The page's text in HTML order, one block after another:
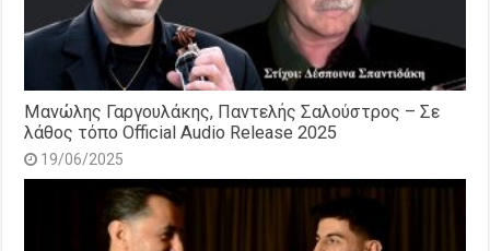
Μανώλης Γαργουλάκης, Παντελής Σαλούστρος – Σε
λάθος τόπο Official Audio Release 2025
19/06/2025